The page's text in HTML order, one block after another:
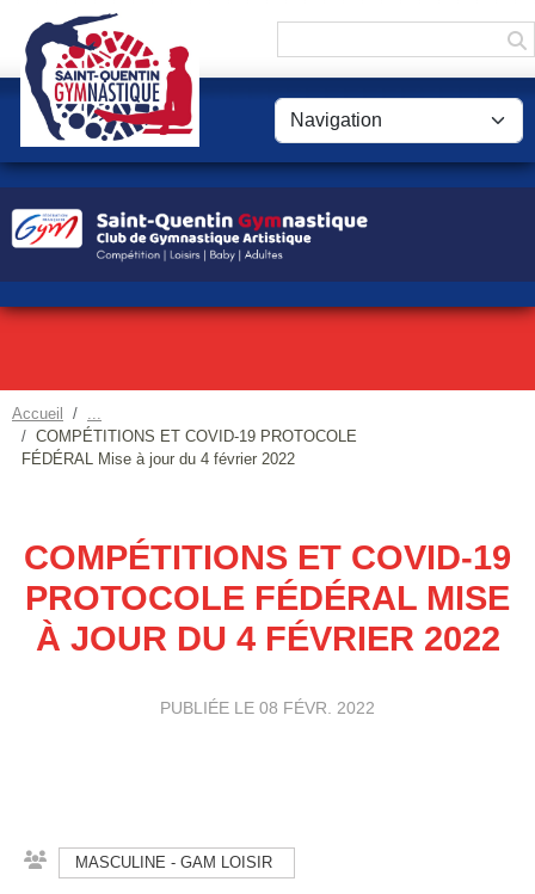
Accueil
COMPÉTITIONS ET COVID-19 PROTOCOLE
FÉDÉRAL Mise à jour du 4 février 2022
COMPÉTITIONS ET COVID-19
PROTOCOLE FÉDÉRAL MISE
À JOUR DU 4 FÉVRIER 2022
PUBLIÉE LE 08 FÉVR. 2022
MASCULINE - GAM LOISIR
Panneau de gestion des cookies